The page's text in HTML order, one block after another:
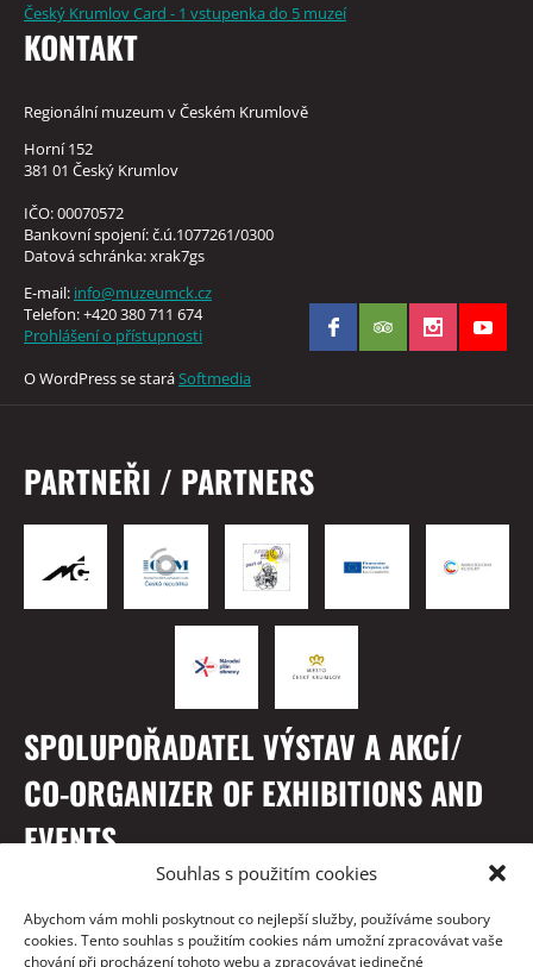
Souhlas s použitím cookies
Abychom vám mohli poskytnout co nejlepší služby, používáme soubory
cookies. Tento souhlas s použitím cookies nám umožní zpracovávat vaše
chování při procházení tohoto webu a zpracovávat jedinečné
Český Krumlov Card - 1 vstupenka do 5 muzeí
KONTAKT
Regionální muzeum v Českém Krumlově
Horní 152
381 01 Český Krumlov
IČO: 00070572
Bankovní spojení: č.ú.1077261/0300
Datová schránka: xrak7gs
E-mail: info@muzeumck.cz
Telefon: +420 380 711 674
Prohlášení o přístupnosti
O WordPress se staráSoftmedia
PARTNEŘI / PARTNERS
SPOLUPOŘADATEL VÝSTAV A AKCÍ/
CO-ORGANIZER OF EXHIBITIONS AND
EVENTS